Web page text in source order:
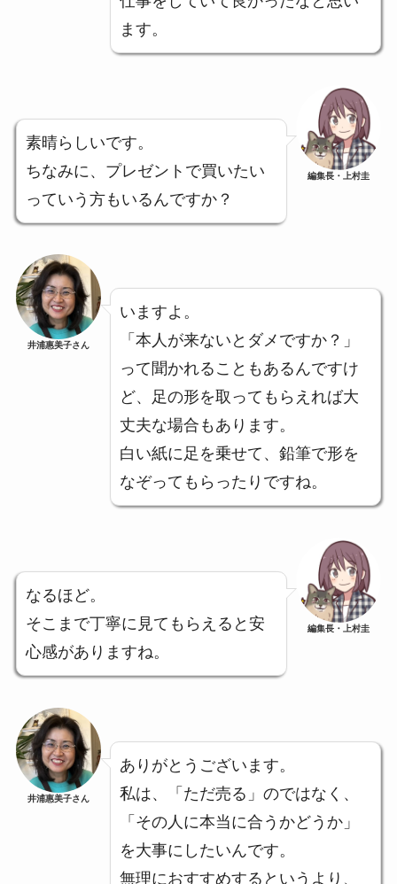
ます。
素晴らしいです。
ちなみに、プレゼントで買いたい
っていう方もいるんですか？
編集長・上村圭
井浦惠美子さん
いますよ。
「本人が来ないとダメですか？」
って聞かれることもあるんですけ
ど、足の形を取ってもらえれば大
丈夫な場合もあります。
白い紙に足を乗せて、鉛筆で形を
なぞってもらったりですね。
なるほど。
そこまで丁寧に見てもらえると安
心感がありますね。
編集長・上村圭
井浦惠美子さん
ありがとうございます。
私は、「ただ売る」のではなく、
「その人に本当に合うかどうか」
を大事にしたいんです。
無理におすすめするというより、